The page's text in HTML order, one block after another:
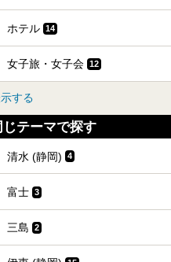
ホテル 14
女子旅・女子会 12
する
テーマで探す
清水 (静岡) 4
富士 3
三島 2